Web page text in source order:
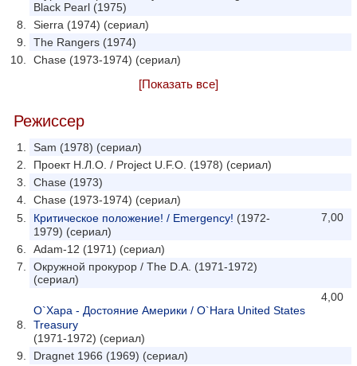
Black Pearl (1975)
Sierra (1974) (сериал)
The Rangers (1974)
Chase (1973-1974) (сериал)
[Показать все]
Режиссер
Sam (1978) (сериал)
Проект Н.Л.О. / Project U.F.O. (1978) (сериал)
Chase (1973)
Chase (1973-1974) (сериал)
7,00
Критическое положение! / Emergency! (1972-
1979) (сериал)
Adam-12 (1971) (сериал)
Окружной прокурор / The D.A. (1971-1972)
(сериал)
4,00
О`Хара - Достояние Америки / O`Hara United States
Treasury
(1971-1972) (сериал)
Dragnet 1966 (1969) (сериал)